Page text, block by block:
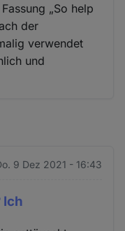
„So help
der
verwendet
und
9 Dez 2021 - 16:43
Ich